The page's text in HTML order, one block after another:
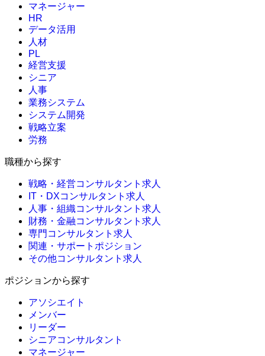
マネージャー
HR
データ活用
人材
PL
経営支援
シニア
人事
業務システム
システム開発
戦略立案
労務
職種から探す
戦略・経営コンサルタント求人
IT・DXコンサルタント求人
人事・組織コンサルタント求人
財務・金融コンサルタント求人
専門コンサルタント求人
関連・サポートポジション
その他コンサルタント求人
ポジションから探す
アソシエイト
メンバー
リーダー
シニアコンサルタント
マネージャー